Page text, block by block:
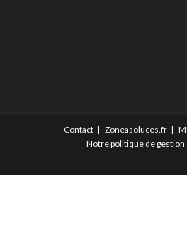
Contact Zoneasoluces.fr
Notre politique de gestion